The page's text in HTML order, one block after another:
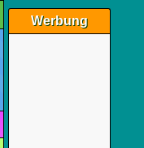
Werbung